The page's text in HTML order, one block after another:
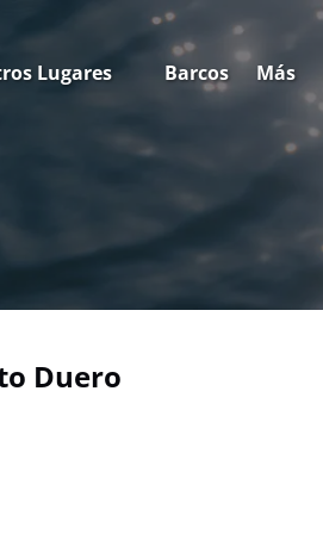
Lugares
Otros Lugares Menu
Barcos MásMenu
Duero